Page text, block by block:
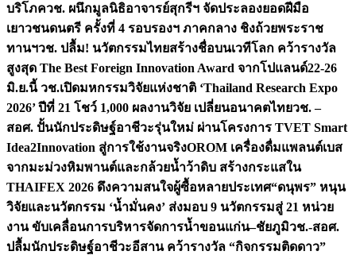
บริโภควช. ผนึกมูลนิธิอาจารย์สุกรีฯ จัดประลองยอดฝีมือ
เยาวชนดนตรี ครั้งที่ 4 รอบรองฯ ภาคกลาง ชิงถ้วยพระราช
ทานฯวช. ปลื้ม! นวัตกรรมไทยสร้างชื่อบนเวทีโลก คว้ารางวัล
สูงสุด The Best Foreign Innovation Award จากโปแลนด์22-26
มิ.ย.นี้ วช.เปิดมหกรรมวิจัยแห่งชาติ ‘Thailand Research Expo
2026’ ปีที่ 21 โชว์ 1,000 ผลงานวิจัย เปลี่ยนอนาคตไทยวช. –
สอศ. ปั้นนักประดิษฐ์อาชีวะรุ่นใหม่ ผ่านโครงการ TVET Smart
Idea2Innovation สู่การใช้งานจริงOROM เครื่องดื่มแพลนต์เบส
จากมะม่วงหิมพานต์และกล้วยน้ำว้าดิบ สร้างกระแสใน
THAIFEX 2026 ดึงความสนใจผู้ซื้อหลายประเทศ“ดนุพร” หนุน
วิจัยและนวัตกรรม ‘น้ำมั่นคง’ ส่งมอบ 9 นวัตกรรมสู่ 21 หน่วย
งาน ขับเคลื่อนการบริหารจัดการน้ำขอนแก่น–ชัยภูมิวช.-สอศ.
ปลื้มนักประดิษฐ์อาชีวะอีสาน คว้ารางวัล “กิจกรรมติดดาว”